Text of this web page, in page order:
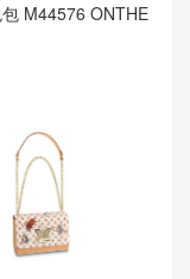
M44576 ONTHE